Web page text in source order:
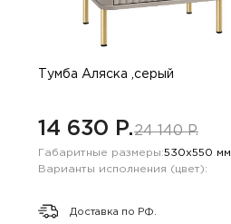
Тумба Аляска ,серый
14 630 P.24 140 P.
Габаритные размеры:530х550 мм
Варианты исполнения (цвет):
Доставка по РФ.